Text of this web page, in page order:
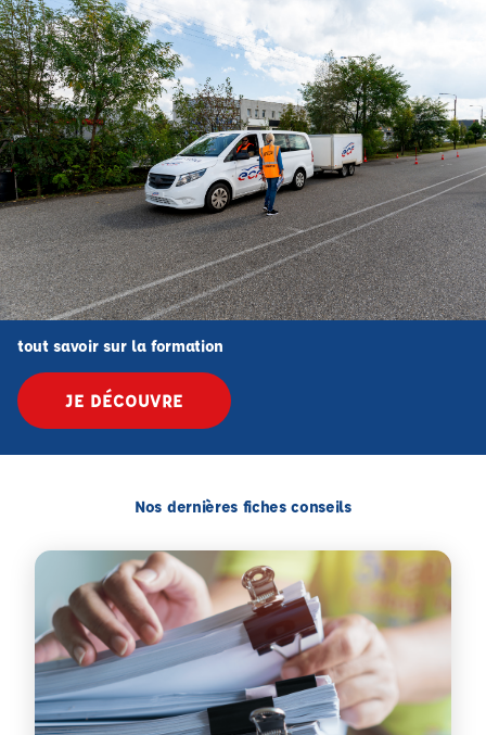
tout savoir sur la formation
JE DÉCOUVRE
Nos dernières fiches conseils